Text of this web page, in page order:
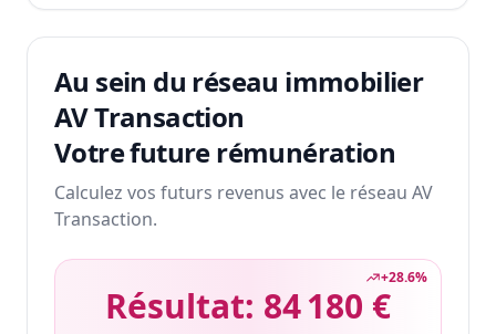
Au sein du réseau immobilier
AV Transaction
Votre future rémunération
Calculez vos futurs revenus avec le réseau AV
Transaction.
+28.6%
Résultat: 84 180 €